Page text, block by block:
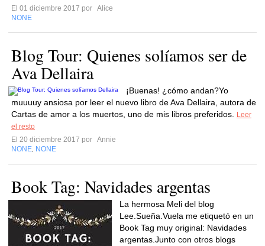
El 01 diciembre 2017 por Alice
NONE
Blog Tour: Quienes solíamos ser de
Ava Dellaira
¡Buenas! ¿cómo andan?Yo
muuuuy ansiosa por leer el nuevo libro de Ava Dellaira, autora de
Cartas de amor a los muertos, uno de mis libros preferidos.
Leer
el resto
El 20 diciembre 2017 por Annie
NONE NONE
Book Tag: Navidades argentas
La hermosa Meli del blog
Lee.Sueña.Vuela me etiquetó en un
Book Tag muy original: Navidades
argentas.Junto con otros blogs